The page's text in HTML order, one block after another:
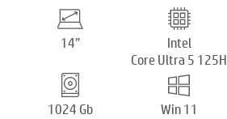
14”
Intel
Core Ultra 5 125H
1024 Gb Win 11